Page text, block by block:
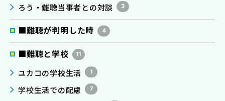
ろう・難聴当事者との対談 3
■難聴が判明した時 4
■難聴と学校 11
ユカコの学校生活 1
学校生活での配慮 7